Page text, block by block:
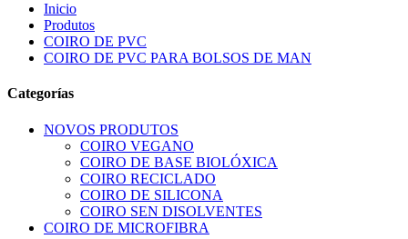
Inicio
Produtos
COIRO DE PVC
COIRO DE PVC PARA BOLSOS DE MAN
Categorías
NOVOS PRODUTOS
COIRO VEGANO
COIRO DE BASE BIOLÓXICA
COIRO RECICLADO
COIRO DE SILICONA
COIRO SEN DISOLVENTES
COIRO DE MICROFIBRA